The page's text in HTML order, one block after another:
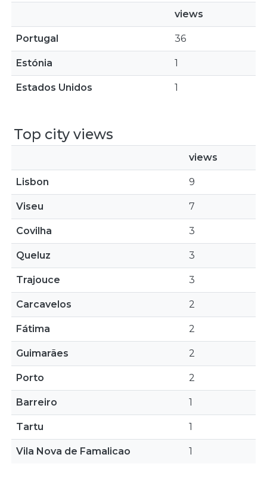
views
Portugal 36
Estónia 1
Estados Unidos 1
Top city views
views
Lisbon 9
Viseu 7
Covilha 3
Queluz 3
Trajouce 3
Carcavelos 2
Fátima 2
Guimarães 2
Porto 2
Barreiro 1
Tartu 1
Vila Nova de Famalicao 1